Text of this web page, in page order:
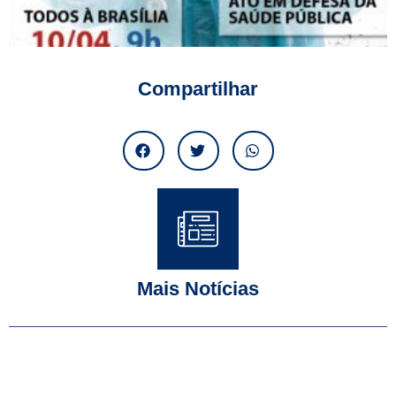
Compartilhar
Mais Notícias